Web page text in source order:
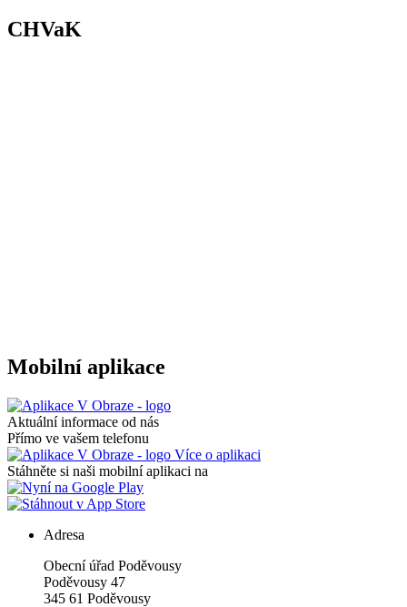
CHVaK
Mobilní aplikace
Aktuální informace od nás
Přímo ve vašem telefonu
Více o aplikaci
Stáhněte si naši mobilní aplikaci na
Adresa
Obecní úřad Poděvousy
Poděvousy 47
345 61 Poděvousy